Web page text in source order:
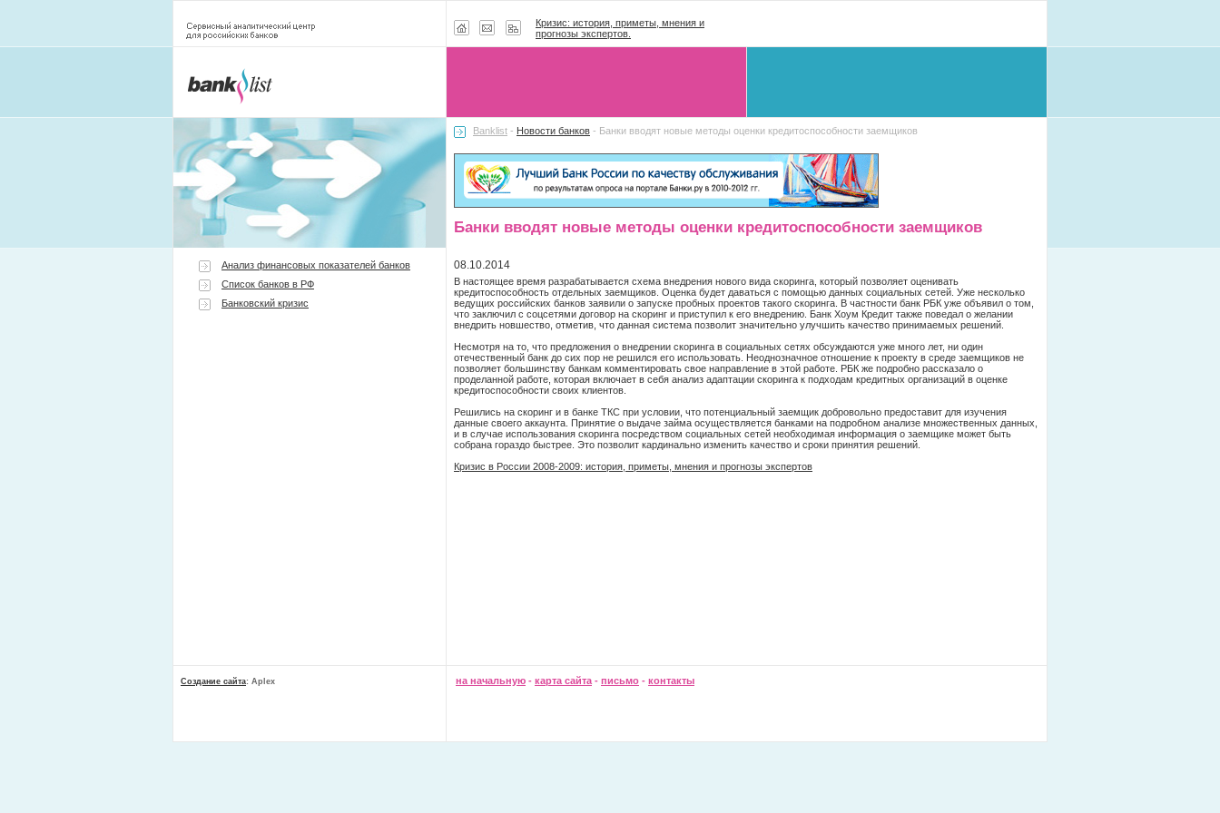
Кризис: история, приметы, мнения и
прогнозы экспертов.
Анализ финансовых показателей банков
Список банков в РФ
Банковский кризис
Banklist - Новости банков - Банки вводят новые методы оценки кредитоспособности заемщиков
Банки вводят новые методы оценки кредитоспособности заемщиков
08.10.2014
В настоящее время разрабатывается схема внедрения нового вида скоринга, который позволяет оценивать
кредитоспособность отдельных заемщиков. Оценка будет даваться с помощью данных социальных сетей. Уже несколько
ведущих российских банков заявили о запуске пробных проектов такого скоринга. В частности банк РБК уже объявил о том,
что заключил с соцсетями договор на скоринг и приступил к его внедрению. Банк Хоум Кредит также поведал о желании
внедрить новшество, отметив, что данная система позволит значительно улучшить качество принимаемых решений.
Несмотря на то, что предложения о внедрении скоринга в социальных сетях обсуждаются уже много лет, ни один
отечественный банк до сих пор не решился его использовать. Неоднозначное отношение к проекту в среде заемщиков не
позволяет большинству банкам комментировать свое направление в этой работе. РБК же подробно рассказало о
проделанной работе, которая включает в себя анализ адаптации скоринга к подходам кредитных организаций в оценке
кредитоспособности своих клиентов.
Решились на скоринг и в банке ТКС при условии, что потенциальный заемщик добровольно предоставит для изучения
данные своего аккаунта. Принятие о выдаче займа осуществляется банками на подробном анализе множественных данных,
и в случае использования скоринга посредством социальных сетей необходимая информация о заемщике может быть
собрана гораздо быстрее. Это позволит кардинально изменить качество и сроки принятия решений.
Кризис в России 2008-2009: история, приметы, мнения и прогнозы экспертов
Создание сайта: Aplex на начальную - карта сайта - письмо - контакты